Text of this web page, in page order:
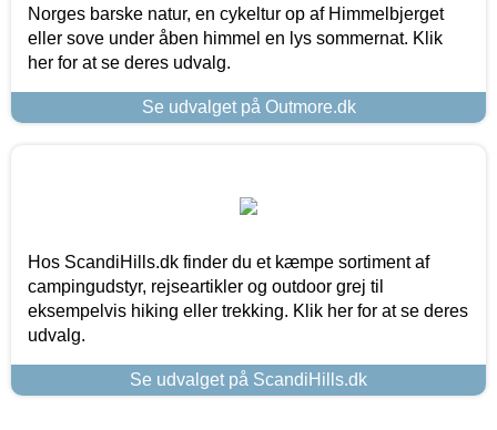
Norges barske natur, en cykeltur op af Himmelbjerget
eller sove under åben himmel en lys sommernat. Klik
her for at se deres udvalg.
Se udvalget på Outmore.dk
Hos ScandiHills.dk finder du et kæmpe sortiment af
campingudstyr, rejseartikler og outdoor grej til
eksempelvis hiking eller trekking. Klik her for at se deres
udvalg.
Se udvalget på ScandiHills.dk